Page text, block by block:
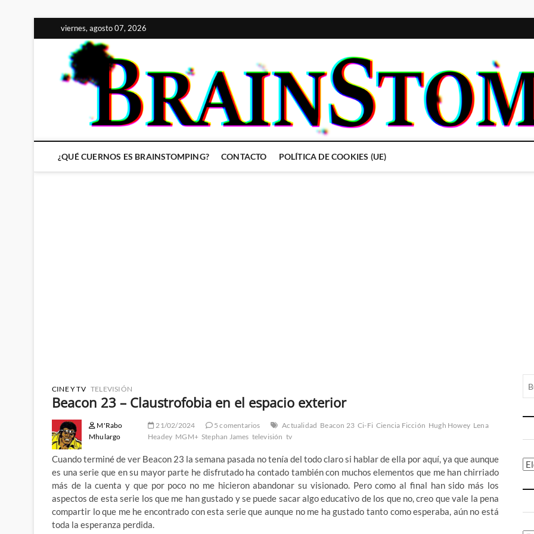
al
contenido
viernes, agosto 07, 2026
¿QUÉ CUERNOS ES BRAINSTOMPING? CONTACTO POLÍTICA DE COOKIES (UE)
CINE Y TV TELEVISIÓN
Beacon 23 – Claustrofobia en el espacio exterior
M'Rabo
Mhulargo
21/02/2024 5 comentarios Actualidad Beacon 23 Ci-Fi Ciencia Ficción Hugh Howey Lena
Headey MGM+ Stephan James televisión tv
Cuando terminé de ver Beacon 23 la semana pasada no tenía del todo claro si hablar de ella por aquí, ya que aunque
es una serie que en su mayor parte he disfrutado ha contado también con muchos elementos que me han chirriado
más de la cuenta y que por poco no me hicieron abandonar su visionado. Pero como al final han sido más los
aspectos de esta serie los que me han gustado y se puede sacar algo educativo de los que no, creo que vale la pena
compartir lo que me he encontrado con esta serie que aunque no me ha gustado tanto como esperaba, aún no está
toda la esperanza perdida.